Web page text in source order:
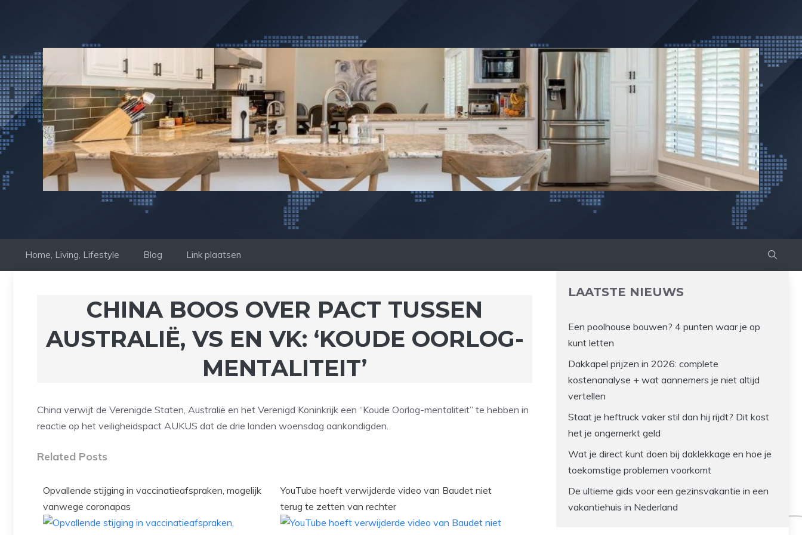
inhoud
Home, Living, Lifestyle Blog Link plaatsen
CHINA BOOS OVER PACT TUSSEN
AUSTRALIË, VS EN VK: ‘KOUDE OORLOG-
MENTALITEIT’
China verwijt de Verenigde Staten, Australië en het Verenigd Koninkrijk een “Koude Oorlog-mentaliteit” te hebben in
reactie op het veiligheidspact AUKUS dat de drie landen woensdag aankondigden.
Related Posts
Opvallende stijging in vaccinatieafspraken, mogelijk
vanwege coronapas
YouTube hoeft verwijderde video van Baudet niet
terug te zetten van rechter
LAATSTE NIEUWS
Een poolhouse bouwen? 4 punten waar je op
kunt letten
Dakkapel prijzen in 2026: complete
kostenanalyse + wat aannemers je niet altijd
vertellen
Staat je heftruck vaker stil dan hij rijdt? Dit kost
het je ongemerkt geld
Wat je direct kunt doen bij daklekkage en hoe je
toekomstige problemen voorkomt
De ultieme gids voor een gezinsvakantie in een
vakantiehuis in Nederland